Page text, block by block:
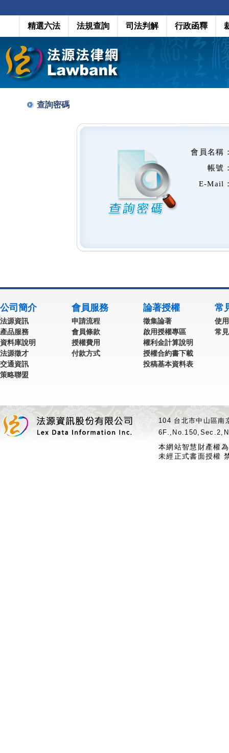
精選六法 法規查詢 司法判解 行政函釋
查詢密碼
會員名稱
帳號
E-Mail
公司簡介
法源資訊
產品服務
資料庫說明
法源徵才
交通資訊
策略聯盟
會員服務
申請流程
會員條款
授權費用
付款方式
論著授權
徵集論著
啟用授權專區
權利金計算說明
授權合約書下載
投稿基本資料表
常
使
常
104 台北市中山區
本網站智慧財產權
未經正式書面授權